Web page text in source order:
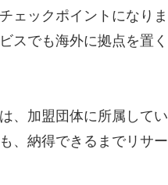
ェックポイントになりま
スでも海外に拠点を置く
、加盟団体に所属してい
、納得できるまでリサー